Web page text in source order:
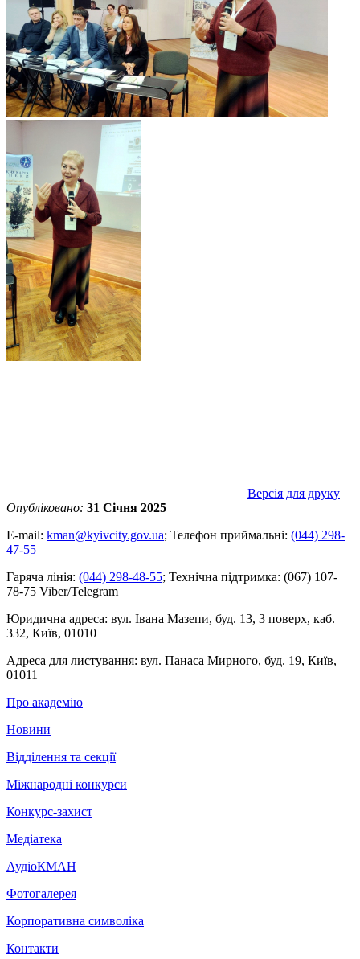
Версія для друку
Опубліковано: 31 Січня 2025
E-mail: kman@kyivcity.gov.ua; Телефон приймальні: (044) 298-
47-55
Гаряча лінія: (044) 298-48-55; Технічна підтримка: (067) 107-
78-75 Viber/Telegram
Юридична адреса: вул. Івана Мазепи, буд. 13, 3 поверх, каб.
332, Київ, 01010
Адреса для листування: вул. Панаса Мирного, буд. 19, Київ,
01011
Про академію
Новини
Відділення та секції
Міжнародні конкурси
Конкурс-захист
Медіатека
АудіоКМАН
Фотогалерея
Корпоративна символіка
Контакти